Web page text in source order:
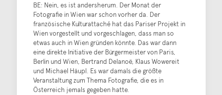
BE: Nein, es ist andersherum. Der Monat der
Fotografie in Wien war schon vorher da. Der
französische Kulturattaché hat das Pariser Projekt in
Wien vorgestellt und vorgeschlagen, dass man so
etwas auch in Wien gründen könnte. Das war dann
eine direkte Initiative der Bürgermeister von Paris,
Berlin und Wien, Bertrand Delanoë, Klaus Wowereit
und Michael Häupl. Es war damals die größte
Veranstaltung zum Thema Fotografie, die es in
Österreich jemals gegeben hatte.